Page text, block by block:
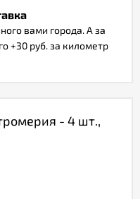
вами города. А за
+30 руб. за километр
- 4 шт.,